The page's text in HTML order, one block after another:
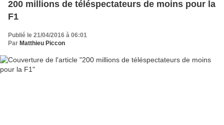
200 millions de téléspectateurs de moins pour la
F1
Publié le 21/04/2016 à 06:01
Par Matthieu Piccon